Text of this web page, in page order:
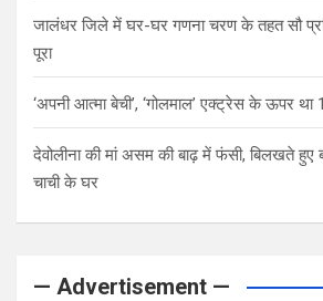
जालंधर जिले में घर-घर गणना चरण के तहत सौ
पूरा
‘अपनी आत्मा बेची’, ‘गोलमाल’ एक्ट्रेस के ऊपर था
देवोलीना की मां असम की बाढ़ में फंसी, बिलखते हुए
चाची के घर
— Advertisement —